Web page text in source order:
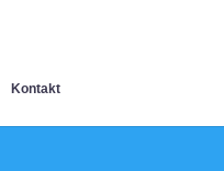
Kontakt